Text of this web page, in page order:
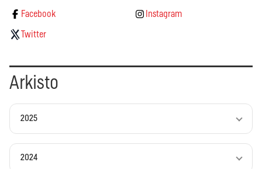
Facebook Instagram
Twitter
Arkisto
2025
2024